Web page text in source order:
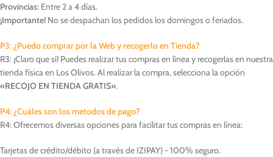
Provincias: Entre 2 a 4 días.
¡Importante! No se despachan los pedidos los domingos o feriados.
P3: ¿Puedo comprar por la Web y recogerlo en Tienda?
R3: ¡Claro que sí! Puedes realizar tus compras en línea y recogerlas en nuestra
tienda física en Los Olivos. Al realizar la compra, selecciona la opción
«RECOJO EN TIENDA GRATIS».
P4: ¿Cuáles son los metodos de pago?
R4: Ofrecemos diversas opciones para facilitar tus compras en línea:
Tarjetas de crédito/débito (a través de IZIPAY) - 100% seguro.